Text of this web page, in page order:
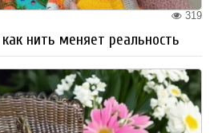
319
нить меняет реальность